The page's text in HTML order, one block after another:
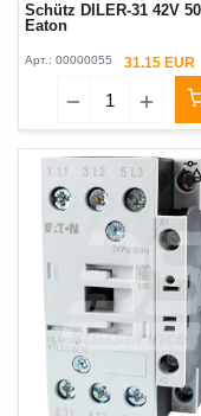
Schütz DILER-31 42V
Eaton
Арт.: 00000055 31.15 EUR